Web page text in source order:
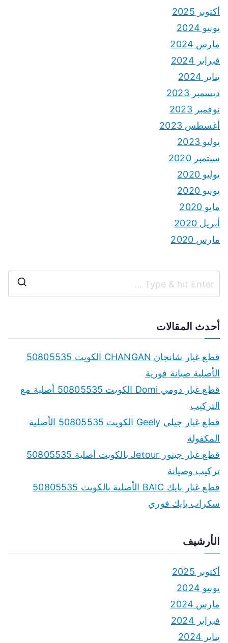
أكتوبر 2025
يونيو 2024
مارس 2024
فبراير 2024
يناير 2024
ديسمبر 2023
نوفمبر 2023
أغسطس 2023
يوليو 2023
سبتمبر 2020
يوليو 2020
يونيو 2020
مايو 2020
أبريل 2020
مارس 2020
r
أحدث المقالات
قطع غيار شانجان CHANGAN الكويت 50805535
الأصلية صيانة فورية
قطع غيار دومي Domi الكويت 50805535 أصلية مع
التركيب
قطع غيار جيلي Geely الكويت 50805535 الأصلية
المكفولة
قطع غيار جيتور Jetour بالكويت أصلية 50805535
تركيب وصيانة
قطع غيار بايك BAIC الأصلية بالكويت 50805535
سكراب بايك فوري
الأرشيف
أكتوبر 2025
يونيو 2024
مارس 2024
فبراير 2024
يناير 2024